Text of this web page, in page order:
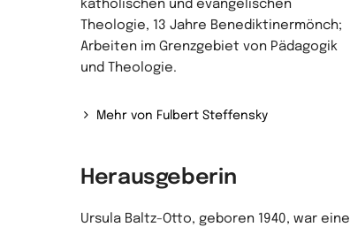
katholischen und evangelischen
Theologie, 13 Jahre Benediktinermönch;
Arbeiten im Grenzgebiet von Pädagogik
und Theologie.
Mehr von Fulbert Steffensky
Herausgeberin
Ursula Baltz-Otto, geboren 1940, war eine